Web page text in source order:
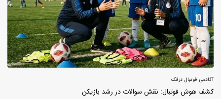
آکادمی فوتبال درفک
کشف هوش فوتبال: نقش سوالات در رشد بازیکن